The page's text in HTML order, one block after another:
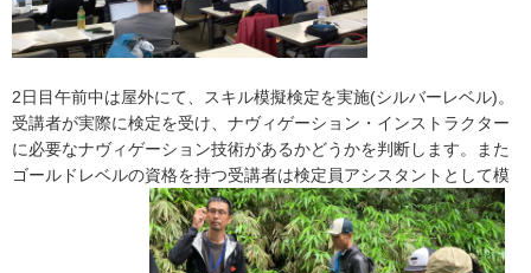
2日目午前中は屋外にて、スキル模擬検定を実施(シルバーレベル)。
受講者が実際に検定を受け、ナヴィゲーション・インストラクター
に必要なナヴィゲーション技術があるかどうかを判断します。また
ゴールドレベルの資格を持つ受講者は検定員アシスタントとして模